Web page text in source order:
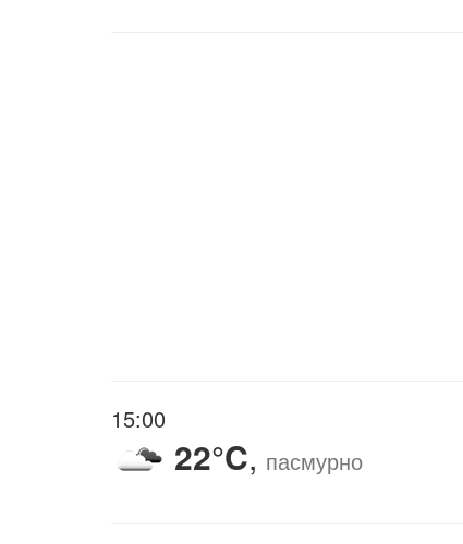
15:00
22°C, пасмурно